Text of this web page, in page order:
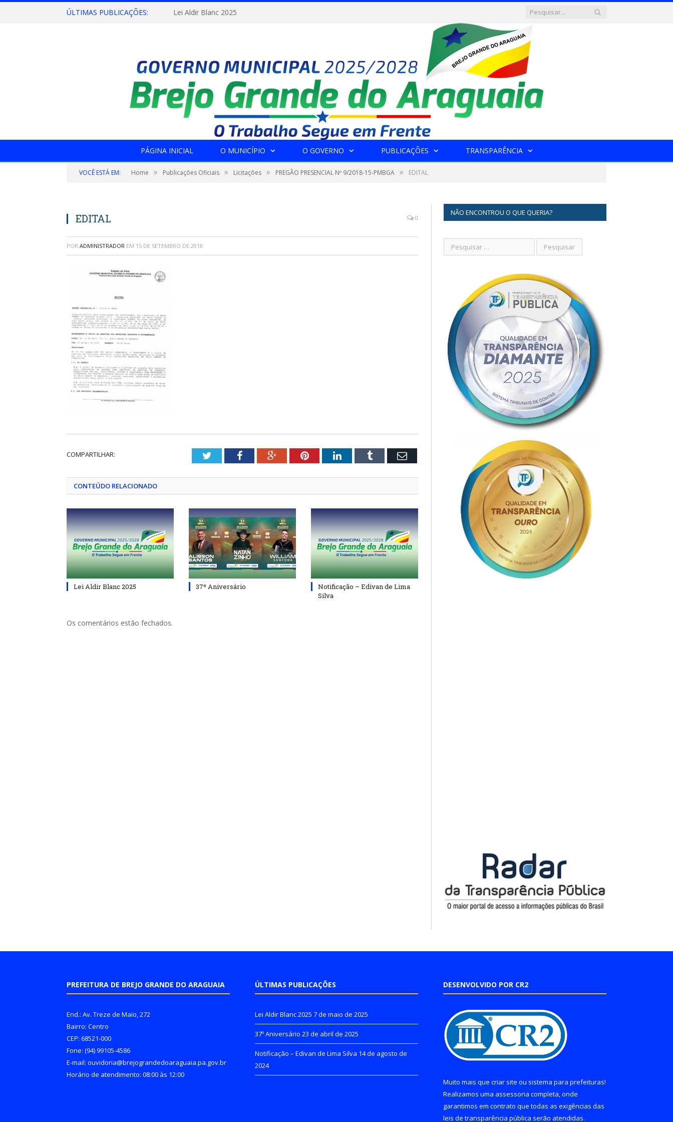
ÚLTIMAS PUBLICAÇÕES: Lei Aldir Blanc 2025
PÁGINA INICIAL O MUNICÍPIO O GOVERNO PUBLICAÇÕES TRANSPARÊNCIA
VOCÊ ESTÁ EM: Home » Publicações Oficiais » Licitações » PREGÃO PRESENCIAL Nº 9/2018-15-PMBGA » EDITAL
EDITAL 0
POR ADMINISTRADOR EM 15 DE SETEMBRO DE 2018
COMPARTILHAR: TwitterFacebookGoogle+PinterestLinkedInTumblr Email
CONTEÚDO RELACIONADO
Lei Aldir Blanc 2025 37º Aniversário
Notificação – Edivan de Lima
Silva
Os comentários estão fechados.
NÃO ENCONTROU O QUE QUERIA?
PREFEITURA DE BREJO GRANDE DO ARAGUAIA
End.: Av. Treze de Maio, 272
Bairro: Centro
CEP: 68521-000
Fone: (94) 99105-4586
E-mail: ouvidoria@brejograndedoaraguaia.pa.gov.br
Horário de atendimento: 08:00 às 12:00
ÚLTIMAS PUBLICAÇÕES
Lei Aldir Blanc 2025 7 de maio de 2025
37º Aniversário 23 de abril de 2025
Notificação – Edivan de Lima Silva 14 de agosto de
2024
DESENVOLVIDO POR CR2
Muito mais que criar site ou sistema para prefeituras!
Realizamos uma assessoria completa, onde
garantimos em contrato que todas as exigências das
leis de transparência pública serão atendidas.